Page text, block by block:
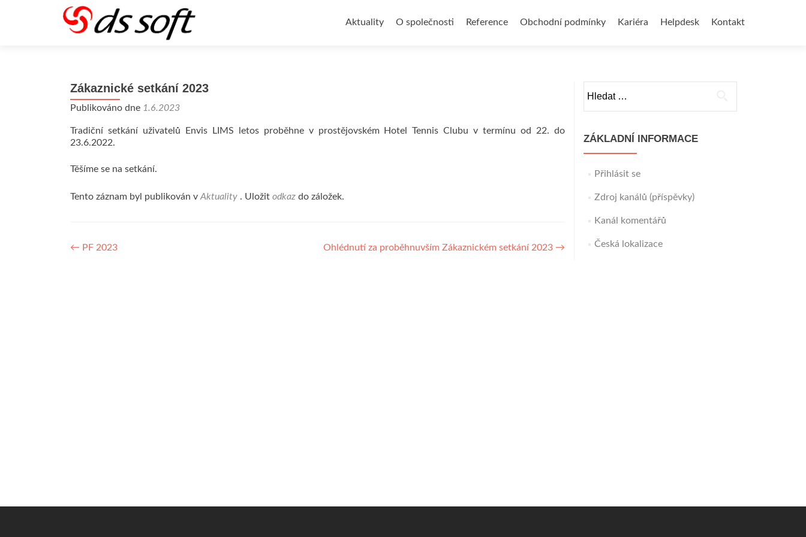
k
Aktuality O společnosti Reference Obchodní podmínky Kariéra Helpdesk Kontakt
Zákaznické setkání 2023
Publikováno dne 1.6.2023
Tradiční setkání uživatelů Envis LIMS letos proběhne v prostějovském Hotel Tennis Clubu v termínu od 22. do
23.6.2022.
Těšíme se na setkání.
Tento záznam byl publikován v Aktuality . Uložit odkaz do záložek.
Navigace
← PF 2023 Ohlédnutí za proběhnuvším Zákaznickém setkání 2023 →
ZÁKLADNÍ INFORMACE
Přihlásit se
Zdroj kanálů (příspěvky)
Kanál komentářů
Česká lokalizace